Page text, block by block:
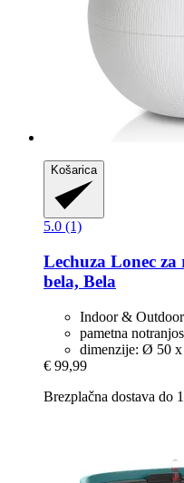
Košarica
5.0 (1)
Lechuza Lonec za
bela, Bela
Indoor & Outdoor
pametna
dimenzije: Ø 50 x
€ 99,99
Brezplačna dostava do